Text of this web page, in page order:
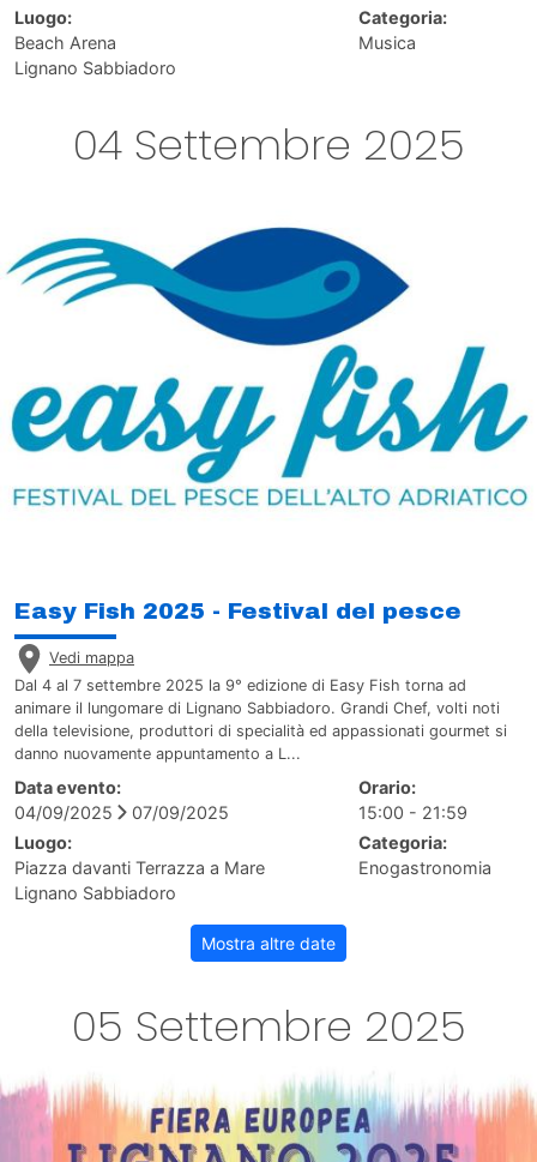
Luogo:
Beach Arena
Lignano Sabbiadoro
Categoria:
Musica
04 Settembre 2025
Easy Fish 2025 - Festival del pesce
Vedi mappa
Dal 4 al 7 settembre 2025 la 9° edizione di Easy Fish torna ad
animare il lungomare di Lignano Sabbiadoro. Grandi Chef, volti noti
della televisione, produttori di specialità ed appassionati gourmet si
danno nuovamente appuntamento a L...
Data evento:
04/09/2025
07/09/2025
Orario:
15:00 - 21:59
Luogo:
Piazza davanti Terrazza a Mare
Lignano Sabbiadoro
Categoria:
Enogastronomia
Mostra altre date
05 Settembre 2025